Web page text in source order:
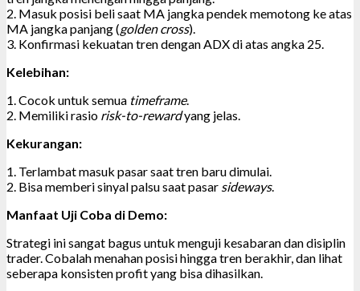
2. Masuk posisi beli saat MA jangka pendek memotong ke atas
MA jangka panjang (golden cross).
3. Konfirmasi kekuatan tren dengan ADX di atas angka 25.
Kelebihan:
1. Cocok untuk semua timeframe.
2. Memiliki rasio risk-to-rewardyang jelas.
Kekurangan:
1. Terlambat masuk pasar saat tren baru dimulai.
2. Bisa memberi sinyal palsu saat pasar sideways.
Manfaat Uji Coba di Demo:
Strategi ini sangat bagus untuk menguji kesabaran dan disiplin
trader. Cobalah menahan posisi hingga tren berakhir, dan lihat
seberapa konsisten profit yang bisa dihasilkan.